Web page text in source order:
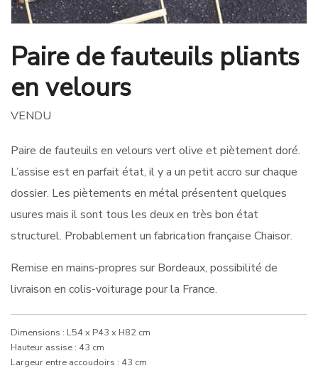
Paire de fauteuils pliants
en velours
VENDU
Paire de fauteuils en velours vert olive et piètement doré.
L’assise est en parfait état, il y a un petit accro sur chaque
dossier. Les piètements en métal présentent quelques
usures mais il sont tous les deux en très bon état
structurel. Probablement un fabrication française Chaisor.
Remise en mains-propres sur Bordeaux, possibilité de
livraison en colis-voiturage pour la France.
Dimensions : L54 x P43 x H82 cm
Hauteur assise : 43 cm
Largeur entre accoudoirs : 43 cm